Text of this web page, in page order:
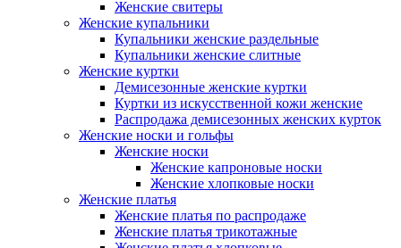
Женские свитеры
Женские купальники
Купальники женские раздельные
Купальники женские слитные
Женские куртки
Демисезонные женские куртки
Куртки из искусственной кожи женские
Распродажа демисезонных женских курток
Женские носки и гольфы
Женские носки
Женские капроновые носки
Женские хлопковые носки
Женские платья
Женские платья по распродаже
Женские платья трикотажные